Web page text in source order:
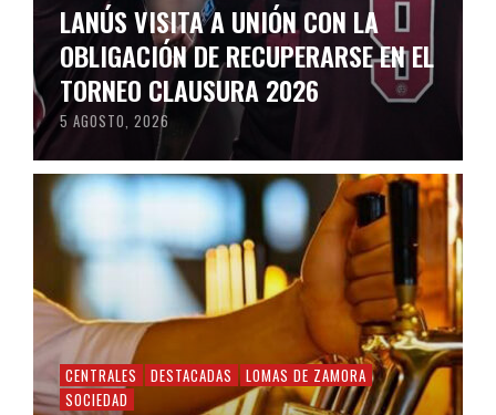
LANÚS VISITA A UNIÓN CON LA
OBLIGACIÓN DE RECUPERARSE EN EL
TORNEO CLAUSURA 2026
5 AGOSTO, 2026
CENTRALES DESTACADAS
LOMAS DE ZAMORA
SOCIEDAD